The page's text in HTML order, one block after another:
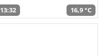
13:32 16,9 °C